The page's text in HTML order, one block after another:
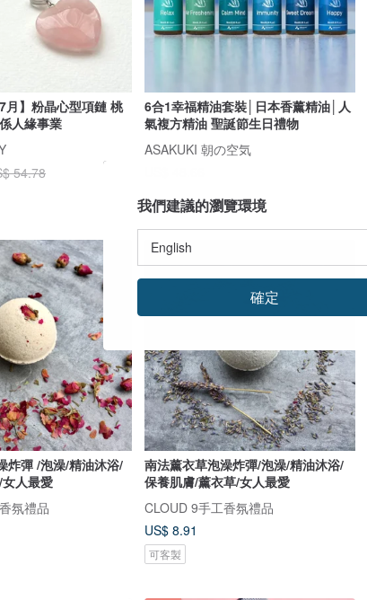
月】粉晶心型項鏈 桃
人緣事業
54.78
6合1幸福精油套裝│日本香薰精油│人
氣複方精油 聖誕節生日禮物
ASAKUKI 朝の空気
炸彈 /泡澡/精油沐浴/
人最愛
氛禮品
南法薰衣草泡澡炸彈/泡澡/精油沐浴/
保養肌膚/薰衣草/女人最愛
CLOUD 9手工香氛禮品
US$ 8.91
可客製
我們建議的瀏覽環境
確定